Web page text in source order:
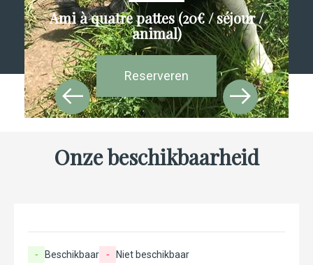
Ami à quatre pattes (20€ / séjour /
animal)
Reserveren
Onze beschikbaarheid
- Beschikbaar - Niet beschikbaar